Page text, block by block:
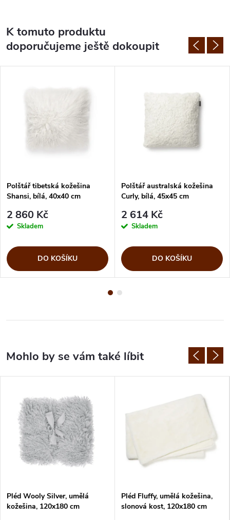
K tomuto produktu
doporučujeme ještě dokoupit
Polštář tibetská kožešina
Shansi, bílá, 40x40 cm
2 860 Kč
Skladem
DO KOŠÍKU
Polštář australská kožešina
Curly, bílá, 45x45 cm
2 614 Kč
Skladem
DO KOŠÍKU
Pléd Wooly Silver, umělá
kožešina, 120x180 cm
Pléd Fluffy, umělá kožešina,
slonová kost, 120x180 cm